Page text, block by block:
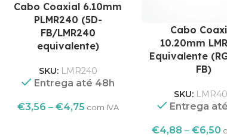
Cabo Coaxial 6.10mm
PLMR240 (5D-
FB/LMR240
equivalente)
SKU: LMR240
Entrega até 48h
€3,56 – €4,75 com IVA
Cabo
10.20mm
Equivalente
FB)
SKU:
Entrega
€4,88 – €6,50